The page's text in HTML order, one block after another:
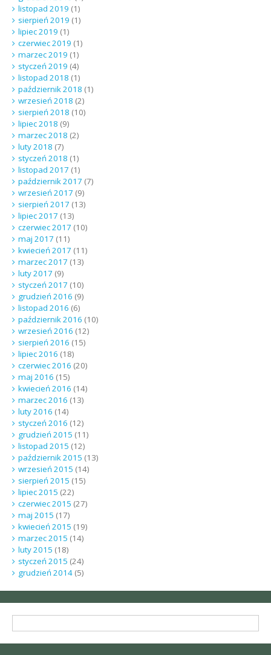
listopad 2019 (1)
sierpień 2019 (1)
lipiec 2019 (1)
czerwiec 2019 (1)
marzec 2019 (1)
styczeń 2019 (4)
listopad 2018 (1)
październik 2018 (1)
wrzesień 2018 (2)
sierpień 2018 (10)
lipiec 2018 (9)
marzec 2018 (2)
luty 2018 (7)
styczeń 2018 (1)
listopad 2017 (1)
październik 2017 (7)
wrzesień 2017 (9)
sierpień 2017 (13)
lipiec 2017 (13)
czerwiec 2017 (10)
maj 2017 (11)
kwiecień 2017 (11)
marzec 2017 (13)
luty 2017 (9)
styczeń 2017 (10)
grudzień 2016 (9)
listopad 2016 (6)
październik 2016 (10)
wrzesień 2016 (12)
sierpień 2016 (15)
lipiec 2016 (18)
czerwiec 2016 (20)
maj 2016 (15)
kwiecień 2016 (14)
marzec 2016 (13)
luty 2016 (14)
styczeń 2016 (12)
grudzień 2015 (11)
listopad 2015 (12)
październik 2015 (13)
wrzesień 2015 (14)
sierpień 2015 (15)
lipiec 2015 (22)
czerwiec 2015 (27)
maj 2015 (17)
kwiecień 2015 (19)
marzec 2015 (14)
luty 2015 (18)
styczeń 2015 (24)
grudzień 2014(5)